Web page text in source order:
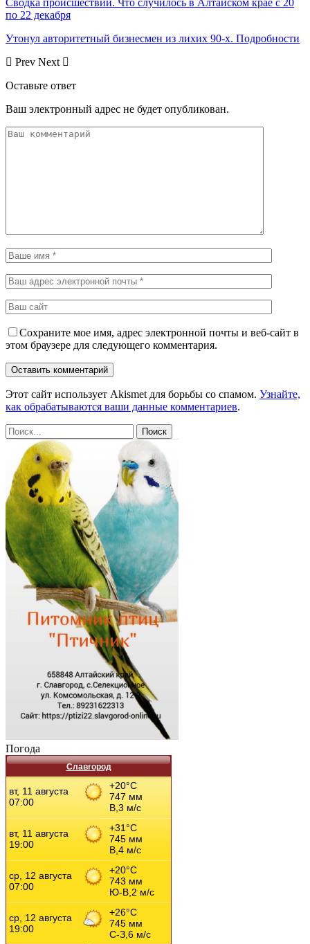
по 22 декабря
Утонул авторитетный бизнесмен из лихих 90-х. Подробности
Prev Next
Оставьте ответ
Ваш электронный адрес не будет опубликован.
Сохраните мое имя, адрес электронной почты и веб-сайт в
этом браузере для следующего комментария.
Этот сайт использует Akismet для борьбы со спамом. Узнайте,
как обрабатываются ваши данные комментариев.
Погода
Славгород